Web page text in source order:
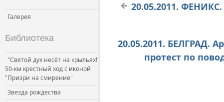
Галерея
Библиотека
"Святой дух несёт на крыльях!"
50-км крестный ход с иконой
"Призри на смирение"
Звезда рождества
20.05.2011.
20.05.2011. БЕЛГРАД.
протест по